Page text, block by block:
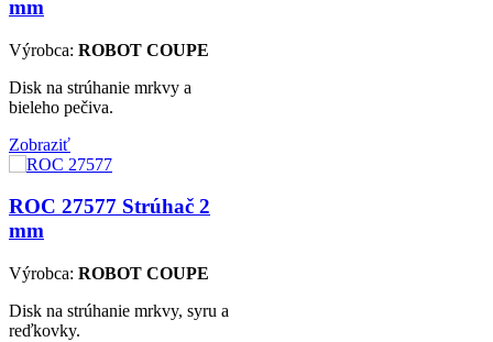
mm
Výrobca: ROBOT COUPE
Disk na strúhanie mrkvy a
bieleho pečiva.
Zobraziť
ROC 27577 Strúhač 2
mm
Výrobca: ROBOT COUPE
Disk na strúhanie mrkvy, syru a
reďkovky.